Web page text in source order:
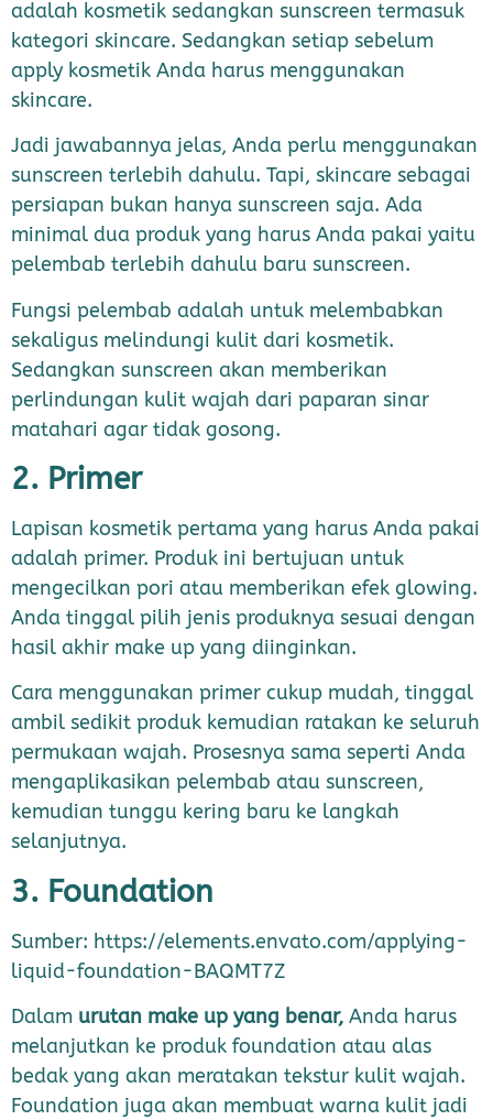
adalah kosmetik sedangkan sunscreen termasuk
kategori skincare. Sedangkan setiap sebelum
apply kosmetik Anda harus menggunakan
skincare.
Jadi jawabannya jelas, Anda perlu menggunakan
sunscreen terlebih dahulu. Tapi, skincare sebagai
persiapan bukan hanya sunscreen saja. Ada
minimal dua produk yang harus Anda pakai yaitu
pelembab terlebih dahulu baru sunscreen.
Fungsi pelembab adalah untuk melembabkan
sekaligus melindungi kulit dari kosmetik.
Sedangkan sunscreen akan memberikan
perlindungan kulit wajah dari paparan sinar
matahari agar tidak gosong.
2. Primer
Lapisan kosmetik pertama yang harus Anda pakai
adalah primer. Produk ini bertujuan untuk
mengecilkan pori atau memberikan efek glowing.
Anda tinggal pilih jenis produknya sesuai dengan
hasil akhir make up yang diinginkan.
Cara menggunakan primer cukup mudah, tinggal
ambil sedikit produk kemudian ratakan ke seluruh
permukaan wajah. Prosesnya sama seperti Anda
mengaplikasikan pelembab atau sunscreen,
kemudian tunggu kering baru ke langkah
selanjutnya.
3. Foundation
Sumber: https://elements.envato.com/applying-
liquid-foundation-BAQMT7Z
Dalam urutan make up yang benar, Anda harus
melanjutkan ke produk foundation atau alas
bedak yang akan meratakan tekstur kulit wajah.
Foundation juga akan membuat warna kulit jadi